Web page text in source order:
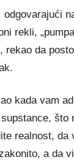
odgovarajući
rekli,
rekao da
kada vam
što
realnost, da
a da